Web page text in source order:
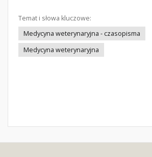
Temat i słowa kluczowe:
Medycyna weterynaryjna - czasopisma
Medycyna weterynaryjna